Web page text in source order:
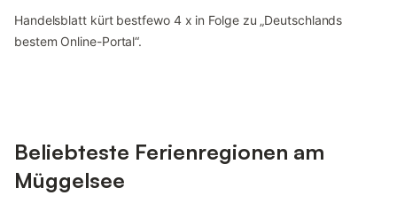
Handelsblatt kürt bestfewo 4 x in Folge zu „Deutschlands
bestem Online-Portal“.
Beliebteste Ferienregionen am
Müggelsee